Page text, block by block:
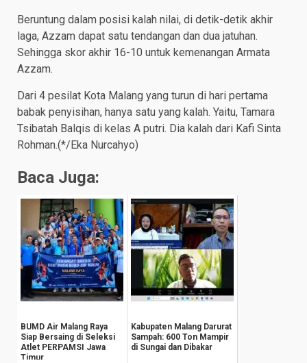
Beruntung dalam posisi kalah nilai, di detik-detik akhir
laga, Azzam dapat satu tendangan dan dua jatuhan.
Sehingga skor akhir 16-10 untuk kemenangan Armata
Azzam.
Dari 4 pesilat Kota Malang yang turun di hari pertama
babak penyisihan, hanya satu yang kalah. Yaitu, Tamara
Tsibatah Balqis di kelas A putri. Dia kalah dari Kafi Sinta
Rohman.(*/Eka Nurcahyo)
Baca Juga:
BUMD Air Malang Raya
Siap Bersaing di Seleksi
Atlet PERPAMSI Jawa
Timur
Kabupaten Malang Darurat
Sampah: 600 Ton Mampir
di Sungai dan Dibakar